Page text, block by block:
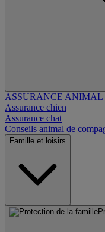
ASSURANCE ANIMAL
Assurance chien
Assurance chat
Conseils animal de
Famille et loisirs